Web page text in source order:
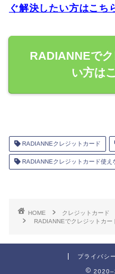
ぐ解決したい方はこち
RADIANNEで
い方は
RADIANNEクレジットカード
RADIANNEクレジットカード使え
HOME
クレジットカード
RADIANNEでクレジットカー
プライバシ